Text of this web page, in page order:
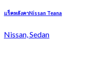
แร็คหลังคาNissan Teana
Nissan, Sedan